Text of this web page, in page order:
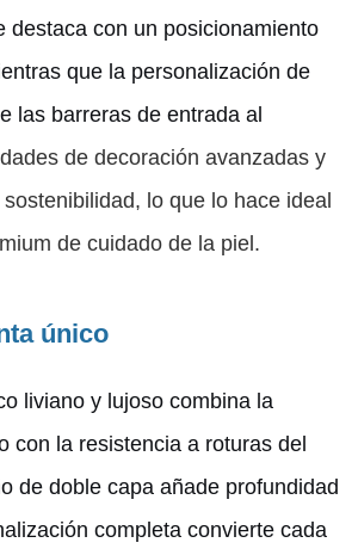
destaca con un posicionamiento
que la personalización de
las barreras de entrada al
de decoración avanzadas y
lo que lo hace ideal
de cuidado de la piel.
único
liviano y lujoso combina la
con la resistencia a roturas del
de doble capa añade profundidad
completa convierte cada